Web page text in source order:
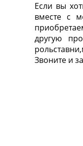
Если вы
вместе с
другую
Звоните и